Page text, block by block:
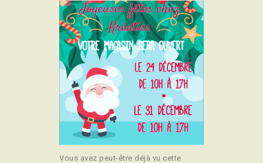
Vous avez peut-être déjà vu cette